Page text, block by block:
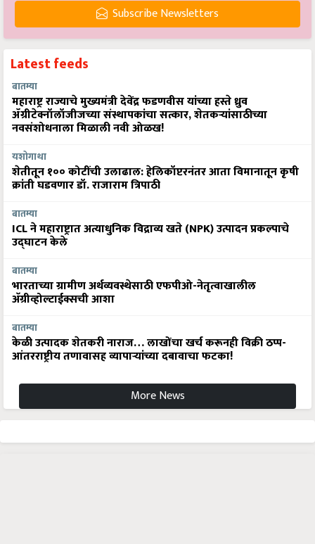
Subscribe Newsletters
Latest feeds
बातम्या
महाराष्ट्र राज्याचे मुख्यमंत्री देवेंद्र फडणवीस यांच्या हस्ते ध्रुव
ॲग्रीटेक्नॉलॉजीजच्या संस्थापकांचा सत्कार, शेतकऱ्यांसाठीच्या
नवसंशोधनाला मिळाली नवी ओळख!
यशोगाथा
शेतीतून १०० कोटींची उलाढाल: हेलिकॉप्टरनंतर आता विमानातून कृषी
क्रांती घडवणार डॉ. राजाराम त्रिपाठी
बातम्या
ICL ने महाराष्ट्रात अत्याधुनिक विद्राव्य खते (NPK) उत्पादन प्रकल्पाचे
उद्घाटन केले
बातम्या
भारताच्या ग्रामीण अर्थव्यवस्थेसाठी एफपीओ-नेतृत्वाखालील
अ‍ॅग्रीव्होल्टाईक्सची आशा
बातम्या
केळी उत्पादक शेतकरी नाराज… लाखोंचा खर्च करूनही विक्री ठप्प-
आंतरराष्ट्रीय तणावासह व्यापाऱ्यांच्या दबावाचा फटका!
More News